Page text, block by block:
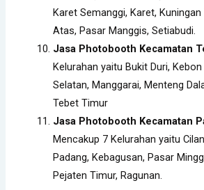
Karet Semanggi, Karet,
Atas, Pasar Manggis, Setiabudi.
Jasa Photobooth Kecamatan
Kelurahan yaitu Bukit Duri,
Selatan, Manggarai, Menteng
Tebet Timur
Jasa Photobooth Kecamatan
Mencakup 7 Kelurahan yaitu
Padang, Kebagusan, Pasar
Pejaten Timur, Ragunan.